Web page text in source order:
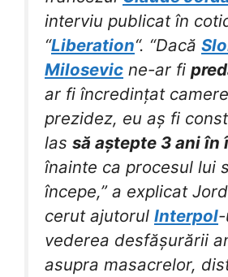
interviu publicat în
“Liberation“. “Dacă
Milosevic ne-ar fi
ar fi încredințat
prezidez, eu aș fi
las să aștepte 3 ani în
înainte ca procesul lui
începe,” a explicat
cerut ajutorul Interpol
vederea desfășurării
asupra masacrelor,